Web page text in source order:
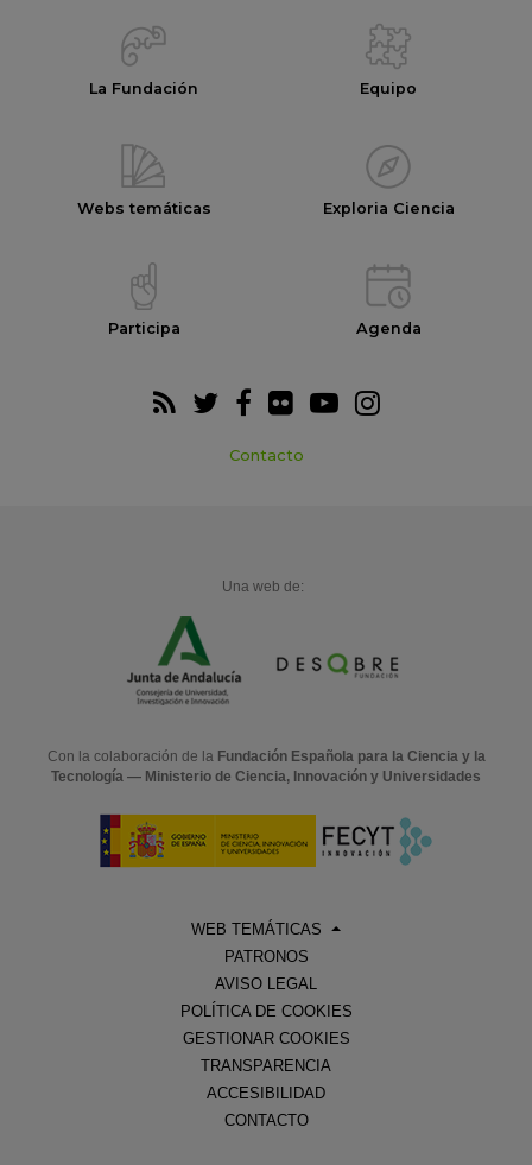
La Fundación Equipo
Webs temáticas Exploria Ciencia
Participa Agenda
Contacto
Una web de:
Con la colaboración de la Fundación Española para la Ciencia y la
Tecnología — Ministerio de Ciencia, Innovación y Universidades
WEB TEMÁTICAS
PATRONOS
AVISO LEGAL
POLÍTICA DE COOKIES
GESTIONAR COOKIES
TRANSPARENCIA
ACCESIBILIDAD
CONTACTO